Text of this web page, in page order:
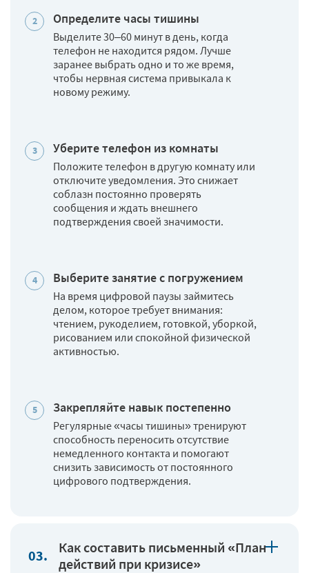
Определите часы тишины
Выделите 30–60 минут в день, когда
телефон не находится рядом. Лучше
заранее выбрать одно и то же время,
чтобы нервная система привыкала к
новому режиму.
Уберите телефон из комнаты
Положите телефон в другую комнату или
отключите уведомления. Это снижает
соблазн постоянно проверять
сообщения и ждать внешнего
подтверждения своей значимости.
Выберите занятие с погружением
На время цифровой паузы займитесь
делом, которое требует внимания:
чтением, рукоделием, готовкой, уборкой,
рисованием или спокойной физической
активностью.
Закрепляйте навык постепенно
Регулярные «часы тишины» тренируют
способность переносить отсутствие
немедленного контакта и помогают
снизить зависимость от постоянного
цифрового подтверждения.
Как составить письменный «План
действий при кризисе»